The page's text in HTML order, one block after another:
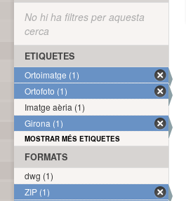
No hi ha filtres per aquesta
cerca
ETIQUETES
Ortoimatge (1)
Ortofoto (1)
Imatge aèria (1)
Girona (1)
MOSTRAR MÉS ETIQUETES
FORMATS
dwg (1)
ZIP (1)